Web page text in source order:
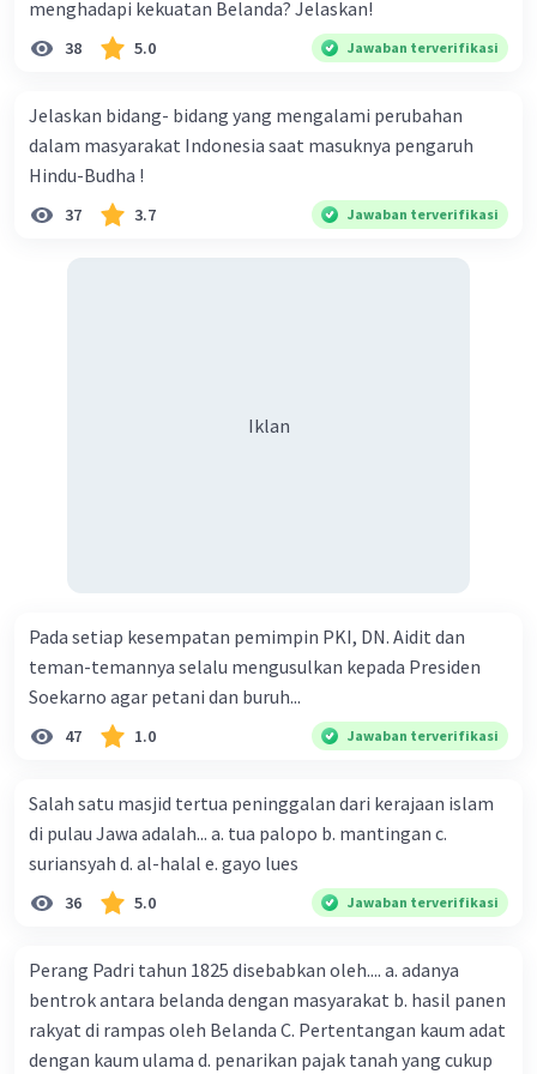
bangsa Indonesia dari berbagai ancaman yang
ada.
Beri Rating·0.0(0) Balas
menghadapi kekuatan Belanda? Jelaskan!
38 5.0 Jawaban terverifikasi
Jelaskan bidang- bidang yang mengalami perubahan
dalam masyarakat Indonesia saat masuknya pengaruh
Hindu-Budha !
37 3.7 Jawaban terverifikasi
Iklan
Pada setiap kesempatan pemimpin PKI, DN. Aidit dan
teman-temannya selalu mengusulkan kepada Presiden
Soekarno agar petani dan buruh...
47 1.0 Jawaban terverifikasi
Salah satu masjid tertua peninggalan dari kerajaan islam
di pulau Jawa adalah... a. tua palopo b. mantingan c.
suriansyah d. al-halal e. gayo lues
36 5.0 Jawaban terverifikasi
Perang Padri tahun 1825 disebabkan oleh.... a. adanya
bentrok antara belanda dengan masyarakat b. hasil panen
rakyat di rampas oleh Belanda C. Pertentangan kaum adat
dengan kaum ulama d. penarikan pajak tanah yang cukup